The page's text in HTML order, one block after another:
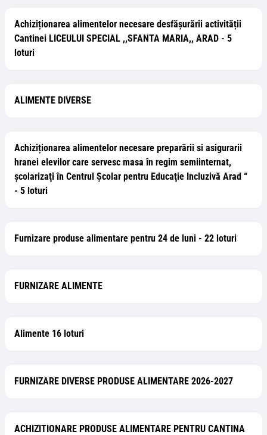
Achiziționarea alimentelor necesare desfășurării activității
Cantinei LICEULUI SPECIAL ,,SFANTA MARIA,, ARAD - 5
loturi
ALIMENTE DIVERSE
Achiziționarea alimentelor necesare preparării si asigurarii
hranei elevilor care servesc masa în regim semiinternat,
şcolarizaţi în Centrul Şcolar pentru Educaţie Incluzivă Arad “
- 5 loturi
Furnizare produse alimentare pentru 24 de luni - 22 loturi
FURNIZARE ALIMENTE
Alimente 16 loturi
FURNIZARE DIVERSE PRODUSE ALIMENTARE 2026-2027
ACHIZITIONARE PRODUSE ALIMENTARE PENTRU CANTINA